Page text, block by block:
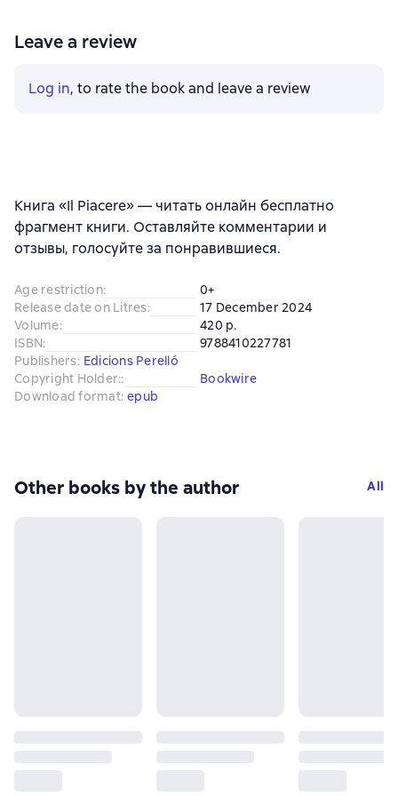
Leave a review
Log in, to rate the book and leave a review
Книга «Il Piacere» — читать онлайн бесплатно
фрагмент книги. Оставляйте комментарии и
отзывы, голосуйте за понравившиеся.
Age restriction:
0+
Release date on Litres:
17 December 2024
Volume:
420 p.
ISBN:
9788410227781
Publishers: Edicions Perelló
Copyright Holder::
Bookwire
Download format: epub
Other books by the author All